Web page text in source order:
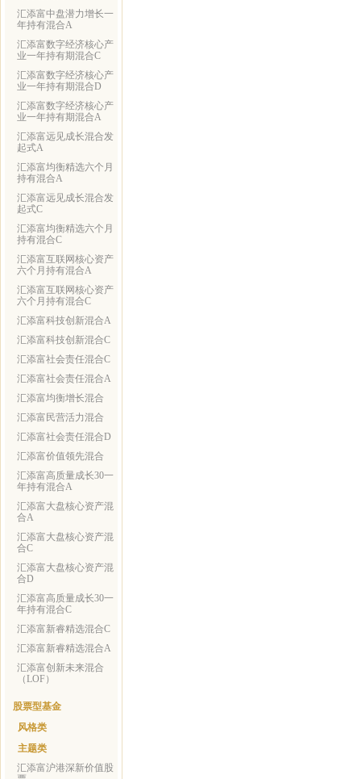
汇添富中盘潜力增长一
年持有混合A
汇添富数字经济核心产
业一年持有期混合C
汇添富数字经济核心产
业一年持有期混合D
汇添富数字经济核心产
业一年持有期混合A
汇添富远见成长混合发
起式A
汇添富均衡精选六个月
持有混合A
汇添富远见成长混合发
起式C
汇添富均衡精选六个月
持有混合C
汇添富互联网核心资产
六个月持有混合A
汇添富互联网核心资产
六个月持有混合C
汇添富科技创新混合A
汇添富科技创新混合C
汇添富社会责任混合C
汇添富社会责任混合A
汇添富均衡增长混合
汇添富民营活力混合
汇添富社会责任混合D
汇添富价值领先混合
汇添富高质量成长30一
年持有混合A
汇添富大盘核心资产混
合A
汇添富大盘核心资产混
合C
汇添富大盘核心资产混
合D
汇添富高质量成长30一
年持有混合C
汇添富新睿精选混合C
汇添富新睿精选混合A
汇添富创新未来混合
（LOF）
股票型基金
风格类
主题类
汇添富沪港深新价值股